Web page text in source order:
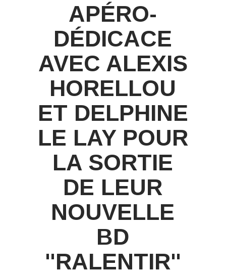
APÉRO-
DÉDICACE
AVEC ALEXIS
HORELLOU
ET DELPHINE
LE LAY POUR
LA SORTIE
DE LEUR
NOUVELLE
BD
"RALENTIR"